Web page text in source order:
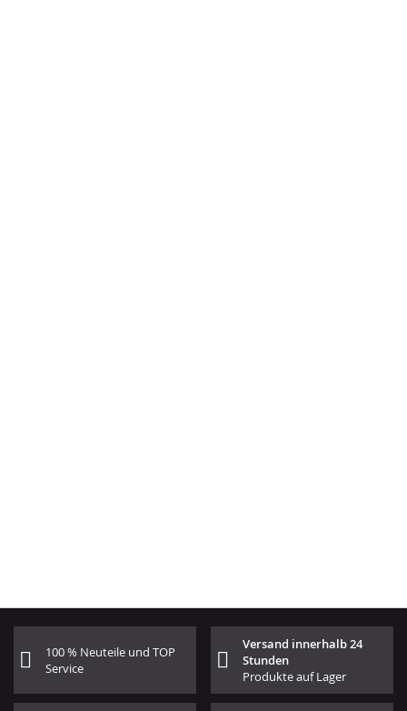
100 % Neuteile und TOP
Service
Versand innerhalb 24
Stunden
Produkte auf Lager